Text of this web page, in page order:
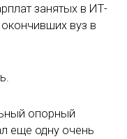
занятых в ИТ-
вуз в
опорный
еще одну очень